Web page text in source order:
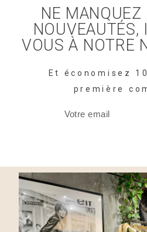
NE MANQUEZ
NOUVEAUTÉS,
VOUS À NOTRE
Et économisez
première